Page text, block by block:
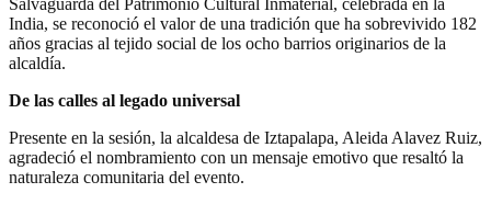
Salvaguarda del Patrimonio Cultural Inmaterial, celebrada en la
India, se reconoció el valor de una tradición que ha sobrevivido 182
años gracias al tejido social de los ocho barrios originarios de la
alcaldía.
De las calles al legado universal
Presente en la sesión, la alcaldesa de Iztapalapa, Aleida Alavez Ruiz,
agradeció el nombramiento con un mensaje emotivo que resaltó la
naturaleza comunitaria del evento.